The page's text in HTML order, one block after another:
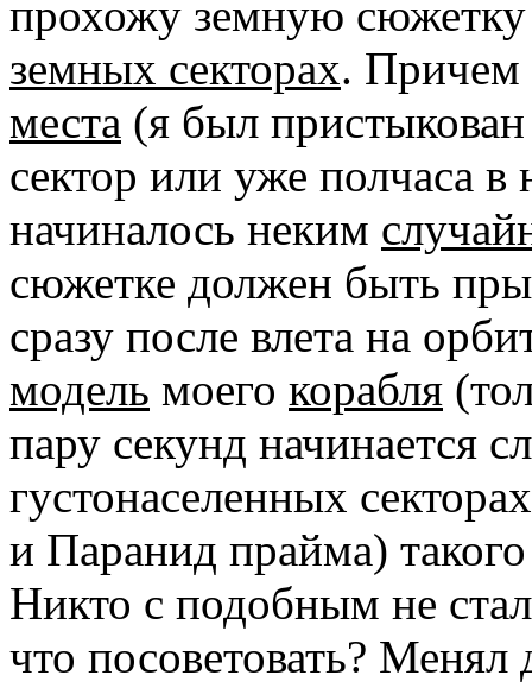
прохожу земную
земных секторах. Причем
места (я был пристыкован
сектор или уже полчаса
начиналось неким
сюжетке должен быть
сразу после влета на
модель моего корабля
пару секунд начинается
густонаселенных
и Паранид прайма) такого
Никто с подобным не
что посоветовать? Менял